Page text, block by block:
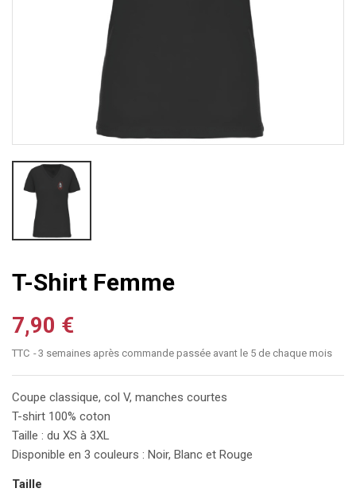
T-Shirt Femme
7,90 €
TTC 3 semaines après commande passée avant le 5 de chaque mois
Coupe classique, col V, manches courtes
T-shirt 100% coton
Taille : du XS à 3XL
Disponible en 3 couleurs : Noir, Blanc et Rouge
Taille